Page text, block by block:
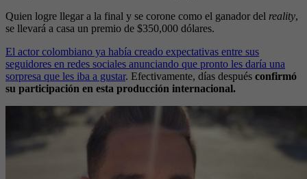
Quien logre llegar a la final y se corone como el ganador del reality,
se llevará a casa un premio de $350,000 dólares.
El actor colombiano ya había creado expectativas entre sus
seguidores en redes sociales anunciando que pronto les daría una
sorpresa que les iba a gustar. Efectivamente, días después confirmó
su participación en esta producción internacional.